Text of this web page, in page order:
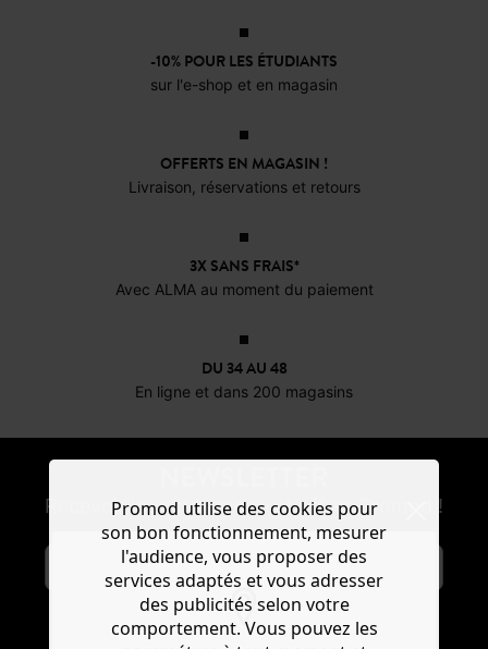
-10% POUR LES ÉTUDIANTS
sur l'e-shop et en magasin
OFFERTS EN MAGASIN !
Livraison, réservations et retours
3X SANS FRAIS*
Avec ALMA au moment du paiement
DU 34 AU 48
En ligne et dans 200 magasins
Recevoir les actus mode et offres Promod !
Promod utilise des cookies pour
son bon fonctionnement, mesurer
l'audience, vous proposer des
services adaptés et vous adresser
des publicités selon votre
comportement. Vous pouvez les